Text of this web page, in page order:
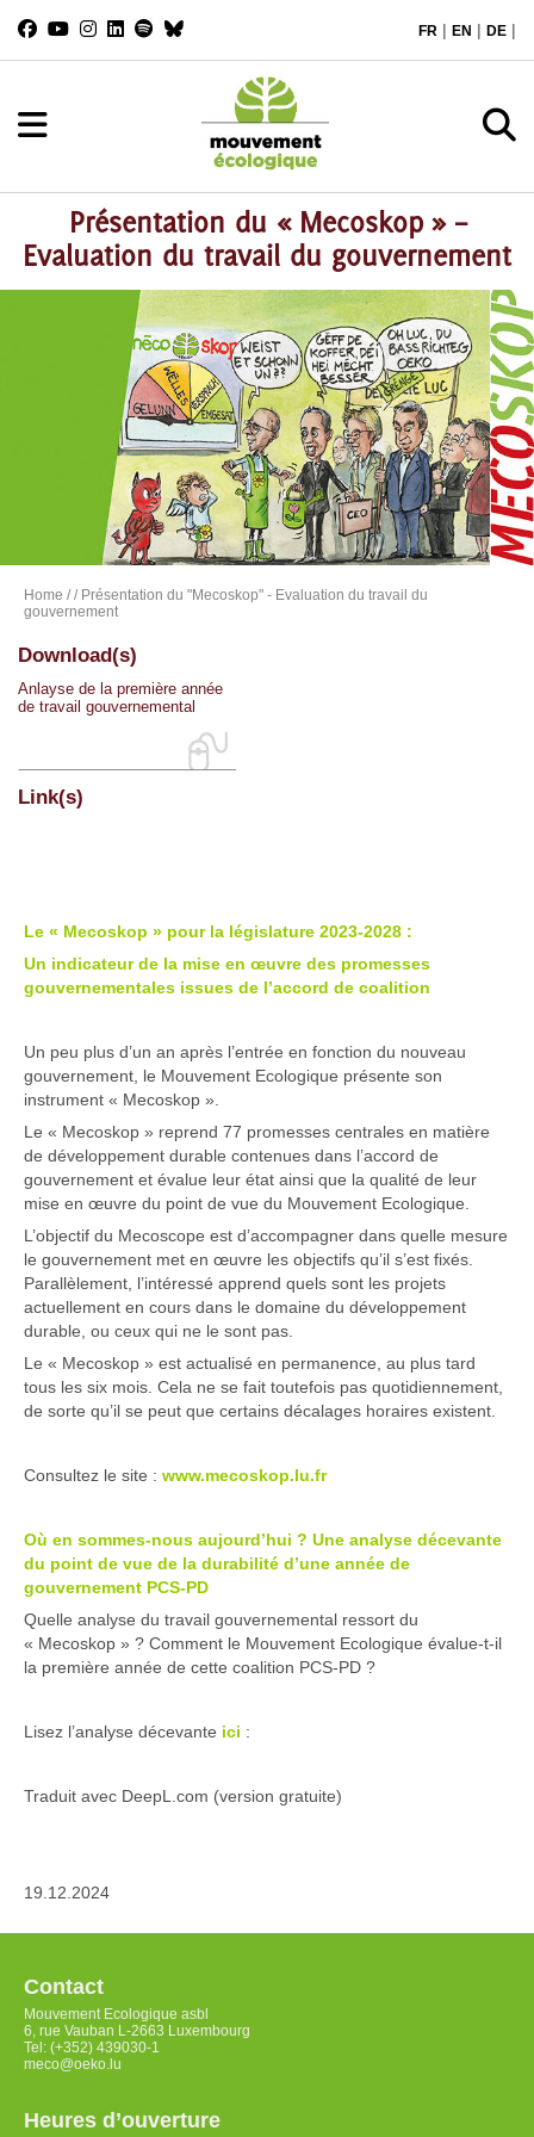
FR | EN | DE |
Présentation du « Mecoskop » –
Evaluation du travail du gouvernement
Home // Présentation du "Mecoskop" - Evaluation du travail du
gouvernement
Download(s)
Anlayse de la première année
de travail gouvernemental
Link(s)
Le « Mecoskop » pour la législature 2023-2028 :
Un indicateur de la mise en œuvre des promesses
gouvernementales issues de l’accord de coalition
Un peu plus d’un an après l’entrée en fonction du nouveau
gouvernement, le Mouvement Ecologique présente son
instrument « Mecoskop ».
Le « Mecoskop » reprend 77 promesses centrales en matière
de développement durable contenues dans l’accord de
gouvernement et évalue leur état ainsi que la qualité de leur
mise en œuvre du point de vue du Mouvement Ecologique.
L’objectif du Mecoscope est d’accompagner dans quelle mesure
le gouvernement met en œuvre les objectifs qu’il s’est fixés.
Parallèlement, l’intéressé apprend quels sont les projets
actuellement en cours dans le domaine du développement
durable, ou ceux qui ne le sont pas.
Le « Mecoskop » est actualisé en permanence, au plus tard
tous les six mois. Cela ne se fait toutefois pas quotidiennement,
de sorte qu’il se peut que certains décalages horaires existent.
Consultez le site : www.mecoskop.lu.fr
Où en sommes-nous aujourd’hui ? Une analyse décevante
du point de vue de la durabilité d’une année de
gouvernement PCS-PD
Quelle analyse du travail gouvernemental ressort du
« Mecoskop » ? Comment le Mouvement Ecologique évalue-t-il
la première année de cette coalition PCS-PD ?
Lisez l’analyse décevante ici :
Traduit avec DeepL.com (version gratuite)
19.12.2024
Contact
Mouvement Ecologique asbl
6, rue Vauban L-2663 Luxembourg
Tel: (+352) 439030-1
meco@oeko.lu
Heures d’ouverture